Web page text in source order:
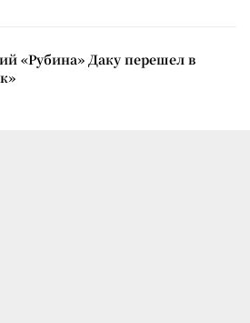
«Рубина» Даку перешел в